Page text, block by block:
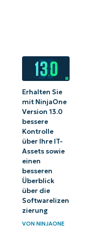
Erhalten Sie
mit NinjaOne
Version 13.0
bessere
Kontrolle
über Ihre IT-
Assets sowie
einen
besseren
Überblick
über die
Softwarelizen
zierung
VON NINJAONE